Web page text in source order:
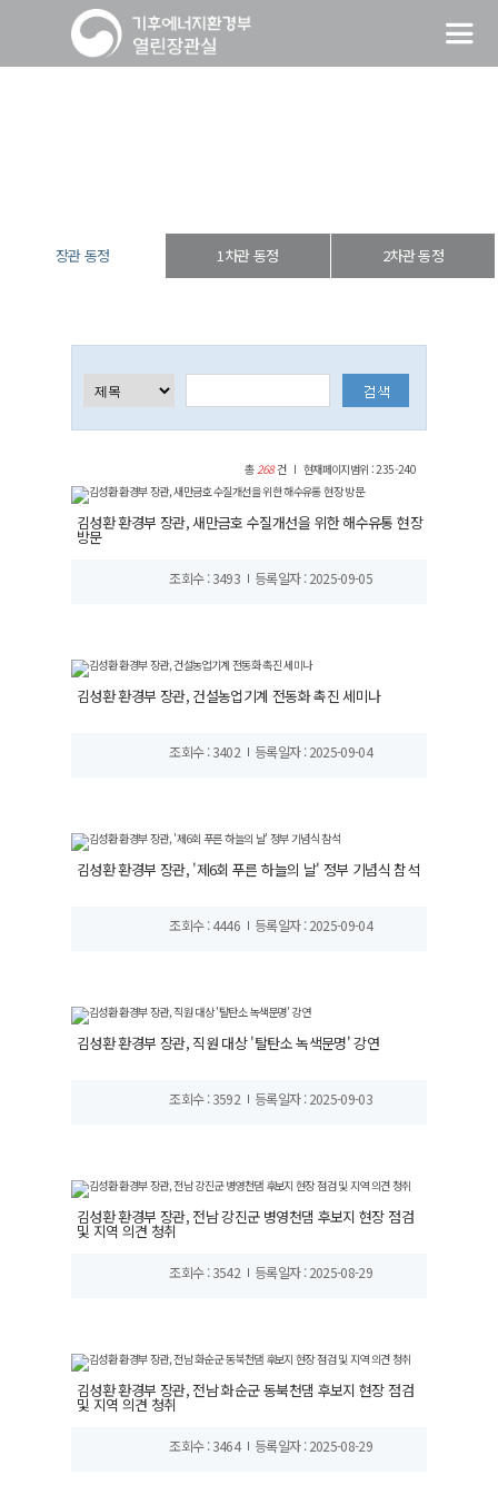
장관 동정 1차관 동정 2차관 동정
총268건 현재페이지범위 : 235-240
김성환 환경부 장관, 새만금호 수질개선을 위한 해수유통 현장
방문
조회수 : 3493 등록일자 : 2025-09-05
김성환 환경부 장관, 건설농업기계 전동화 촉진 세미나
조회수 : 3402 등록일자 : 2025-09-04
김성환 환경부 장관, '제6회 푸른 하늘의 날' 정부 기념식 참석
조회수 : 4446 등록일자 : 2025-09-04
김성환 환경부 장관, 직원 대상 '탈탄소 녹색문명' 강연
조회수 : 3592 등록일자 : 2025-09-03
김성환 환경부 장관, 전남 강진군 병영천댐 후보지 현장 점검
및 지역 의견 청취
조회수 : 3542 등록일자 : 2025-08-29
김성환 환경부 장관, 전남 화순군 동북천댐 후보지 현장 점검
및 지역 의견 청취
조회수 : 3464 등록일자 : 2025-08-29